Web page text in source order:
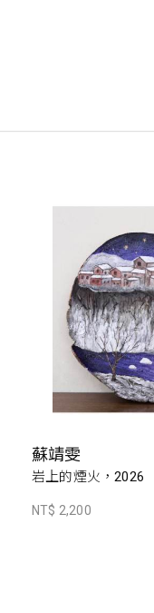
蘇靖雯
岩上的煙火，2026
NT$ 2,200